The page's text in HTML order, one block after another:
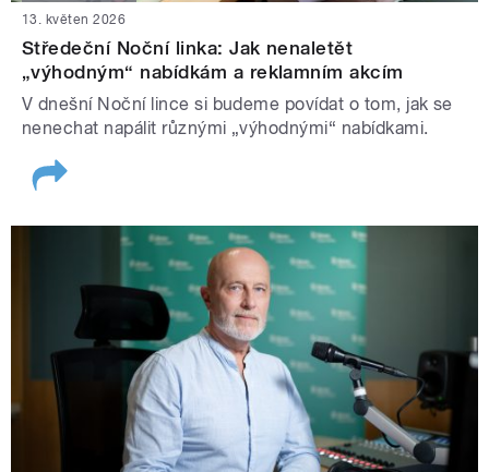
13. květen 2026
Středeční Noční linka: Jak nenaletět
„výhodným“ nabídkám a reklamním akcím
V dnešní Noční lince si budeme povídat o tom, jak se
nenechat napálit různými „výhodnými“ nabídkami.